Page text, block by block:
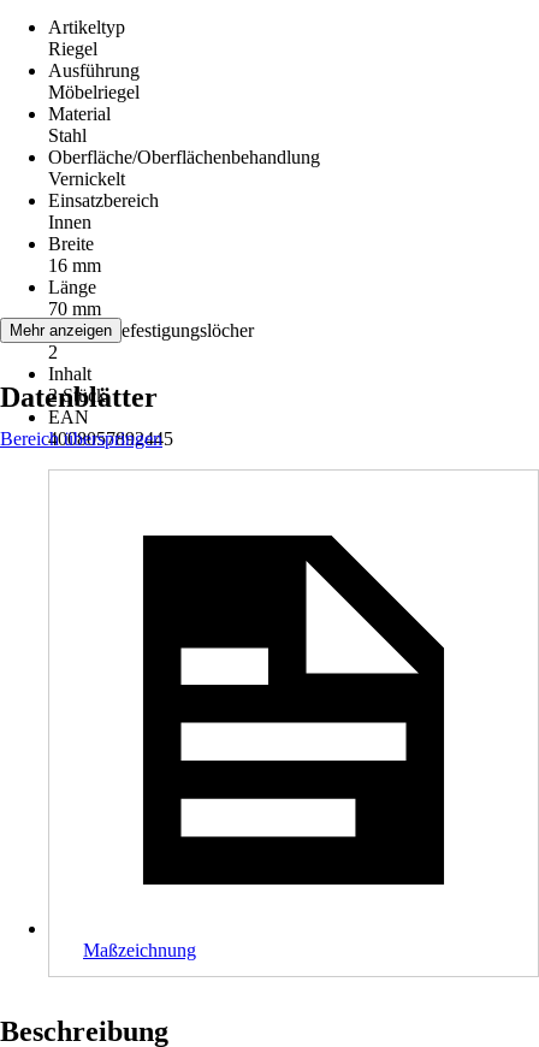
Artikeltyp
Riegel
Ausführung
Möbelriegel
Material
Stahl
Oberfläche/Oberflächenbehandlung
Vernickelt
Einsatzbereich
Innen
Breite
16 mm
Länge
70 mm
Anzahl Befestigungslöcher
2
Inhalt
2 Stück
EAN
4008057892445
Mehr anzeigen
Datenblätter
Bereich überspringen
Maßzeichnung
Beschreibung